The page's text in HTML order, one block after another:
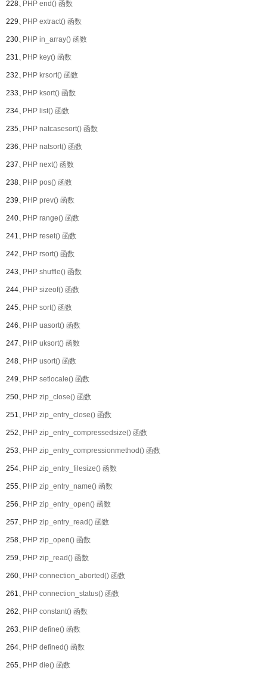
228、PHP end() 函数
229、PHP extract() 函数
230、PHP in_array() 函数
231、PHP key() 函数
232、PHP krsort() 函数
233、PHP ksort() 函数
234、PHP list() 函数
235、PHP natcasesort() 函数
236、PHP natsort() 函数
237、PHP next() 函数
238、PHP pos() 函数
239、PHP prev() 函数
240、PHP range() 函数
241、PHP reset() 函数
242、PHP rsort() 函数
243、PHP shuffle() 函数
244、PHP sizeof() 函数
245、PHP sort() 函数
246、PHP uasort() 函数
247、PHP uksort() 函数
248、PHP usort() 函数
249、PHP setlocale() 函数
250、PHP zip_close() 函数
251、PHP zip_entry_close() 函数
252、PHP zip_entry_compressedsize() 函数
253、PHP zip_entry_compressionmethod() 函数
254、PHP zip_entry_filesize() 函数
255、PHP zip_entry_name() 函数
256、PHP zip_entry_open() 函数
257、PHP zip_entry_read() 函数
258、PHP zip_open() 函数
259、PHP zip_read() 函数
260、PHP connection_aborted() 函数
261、PHP connection_status() 函数
262、PHP constant() 函数
263、PHP define() 函数
264、PHP defined() 函数
265、PHP die() 函数